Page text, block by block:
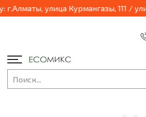
03.04.2025 наш магазин переходит в формат шоурум и будет